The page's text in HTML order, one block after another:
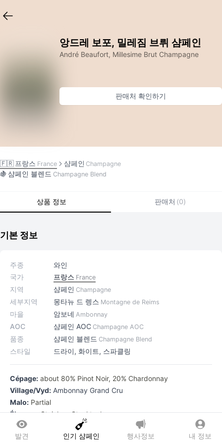
앙드레 보포, 밀레짐 브뤼 샴페인
André Beaufort, Millesime Brut Champagne
판매처 확인하기
🇫🇷 프랑스 France 샴페인 Champagne
🍇샴페인 블렌드 Champagne Blend
상품 정보 판매처 (0)
기본 정보
주종
와인
국가
프랑스 France
지역 샴페인 Champagne
세부지역 몽타뉴 드 렝스 Montagne de Reims
마을 암보네 Ambonnay
AOC 샴페인 AOC Champagne AOC
품종 샴페인 블렌드 Champagne Blend
스타일 드라이, 화이트, 스파클링
Cépage: about 80% Pinot Noir, 20% Chardonnay
Village/Vyd: Ambonnay Grand Cru
Malo: Partial
Élevage:Stainless Steel tank
Dosage:
발견
인기 샴페인 행사정보 내 정보